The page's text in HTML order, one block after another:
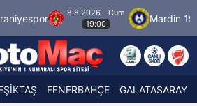
8.8.2026 - Cum
19:00
Mardin 1969
FENERBAHÇE GALATASARAY